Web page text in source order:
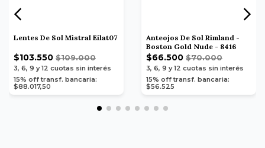
Lentes De Sol Mistral Eilat07
$103.550 $109.000
3, 6, 9 y 12 cuotas sin interés
15% off transf. bancaria:
$88.017,50
Anteojos De Sol Rimland -
Boston Gold Nude - 8416
$66.500 $70.000
3, 6, 9 y 12 cuotas sin interés
15% off transf. bancaria:
$56.525